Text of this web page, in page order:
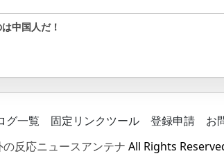
中国人だ！
グ一覧 固定リンクツール 登録申請
お
の反応ニュースアンテナ All Rights